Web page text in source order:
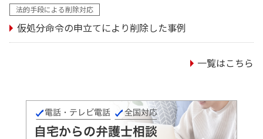
法的手段による削除対応
仮処分命令の申立てにより削除した事例
一覧はこちら